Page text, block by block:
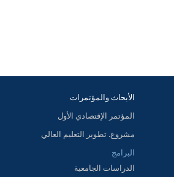
الأبحاث والمؤتمرات
المؤتمر الإقتصادي الأول
مشروع. تطوير التعليم العالي
البرامج
الدراسات الجامعية